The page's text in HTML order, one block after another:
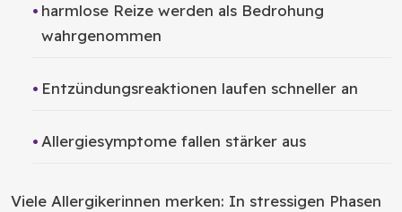
harmlose Reize werden als Bedrohung
wahrgenommen
Entzündungsreaktionen laufen schneller an
Allergiesymptome fallen stärker aus
Viele Allergikerinnen merken: In stressigen Phasen